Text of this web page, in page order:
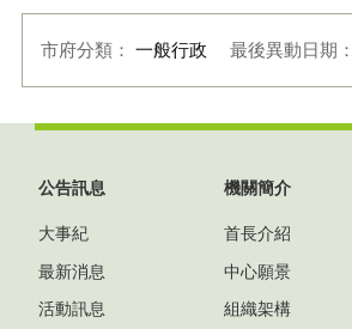
市府分類： 一般行政 最後異動日期：
公告訊息
大事紀
最新消息
活動訊息
機關簡介
首長介紹
中心願景
組織架構